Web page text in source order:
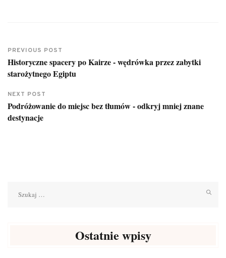
PREVIOUS POST
Historyczne spacery po Kairze - wędrówka przez zabytki
starożytnego Egiptu
NEXT POST
Podróżowanie do miejsc bez tłumów - odkryj mniej znane
destynacje
Ostatnie wpisy